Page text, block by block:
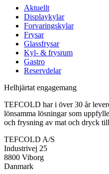
Aktuellt
Displaykylar
Forvaringskylar
Frysar
Glassfrysar
Kyl- & frysrum
Gastro
Reservdelar
Helhjärtat engagemang
TEFCOLD har i över 30 år
lönsamma lösningar som
och frysning av mat och dryck
TEFCOLD A/S
Industrivej 25
8800 Viborg
Danmark